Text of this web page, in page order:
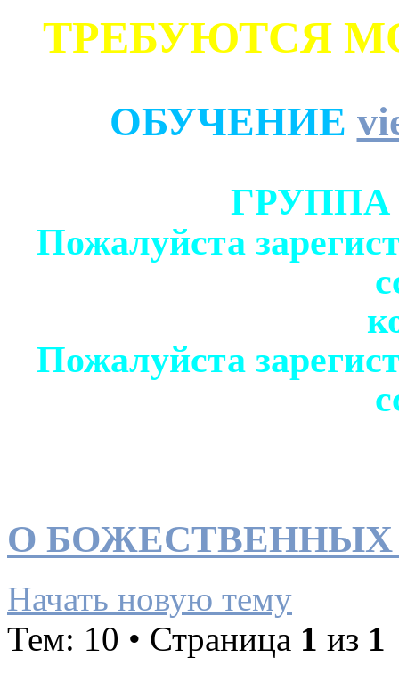
ТРЕБУЮТСЯ
ОБУЧЕНИЕ
Пожалуйста
Пожалуйста
О
Начать новую тему
Тем: 10 • Страница 1 из 1